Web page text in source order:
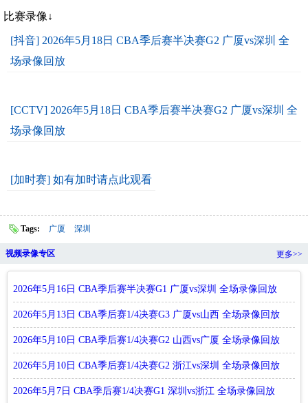
比赛录像↓
[抖音] 2026年5月18日 CBA季后赛半决赛G2 广厦vs深圳 全
场录像回放
[CCTV] 2026年5月18日 CBA季后赛半决赛G2 广厦vs深圳 全
场录像回放
[加时赛] 如有加时请点此观看
Tags: 广厦 深圳
视频录像专区 更多>>
2026年5月16日 CBA季后赛半决赛G1 广厦vs深圳 全场录像回放
2026年5月13日 CBA季后赛1/4决赛G3 广厦vs山西 全场录像回放
2026年5月10日 CBA季后赛1/4决赛G2 山西vs广厦 全场录像回放
2026年5月10日 CBA季后赛1/4决赛G2 浙江vs深圳 全场录像回放
2026年5月7日 CBA季后赛1/4决赛G1 深圳vs浙江 全场录像回放